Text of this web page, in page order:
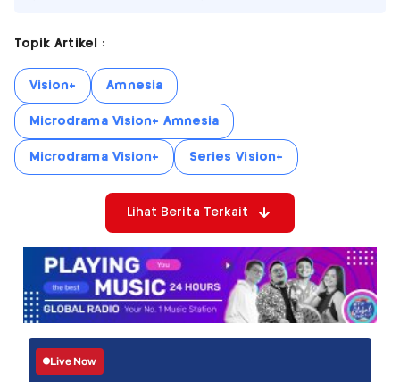
Topik Artikel :
Vision+ Amnesia
Microdrama Vision+ Amnesia
Microdrama Vision+ Series Vision+
Lihat Berita Terkait
Live Now